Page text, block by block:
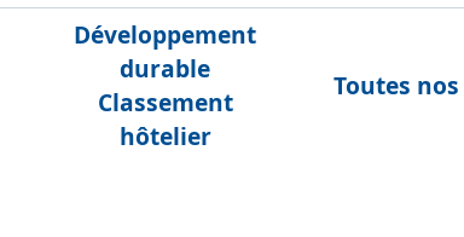
Développement
durable
Classement
hôtelier
Toutes